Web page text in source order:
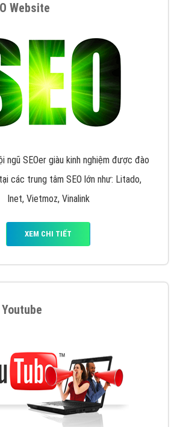
Website
ngũ SEOer giàu kinh nghiệm được đào
các trung tâm SEO lớn như: Litado,
Inet, Vietmoz, Vinalink
XEM CHI TIẾT